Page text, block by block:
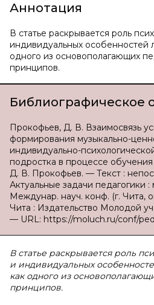
Аннотация
В статье раскрывается роль
индивидуальных особенностей
одного из основополагающих
принципов.
Библиографическое
Прокофьев, Д. В. Взаимосвязь
формирования музыкально-
индивидуально-
подростка в процессе
Д. В. Прокофьев. — Текст :
Актуальные задачи педагогики
Междунар. науч. конф. (г. Чита,
Чита : Издательство Молодой
— URL: https://moluch.ru/conf/
В статье раскрывается роль
и индивидуальных
как одного из
принципов.